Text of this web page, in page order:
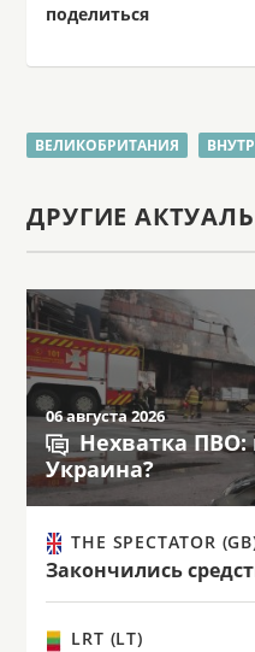
поделиться
ВЕЛИКОБРИТАНИЯ
ДРУГИЕ
06 августа 2026
Нехватка ПВО:
Украина?
THE SPECTATOR
Закончились
LRT (LT)